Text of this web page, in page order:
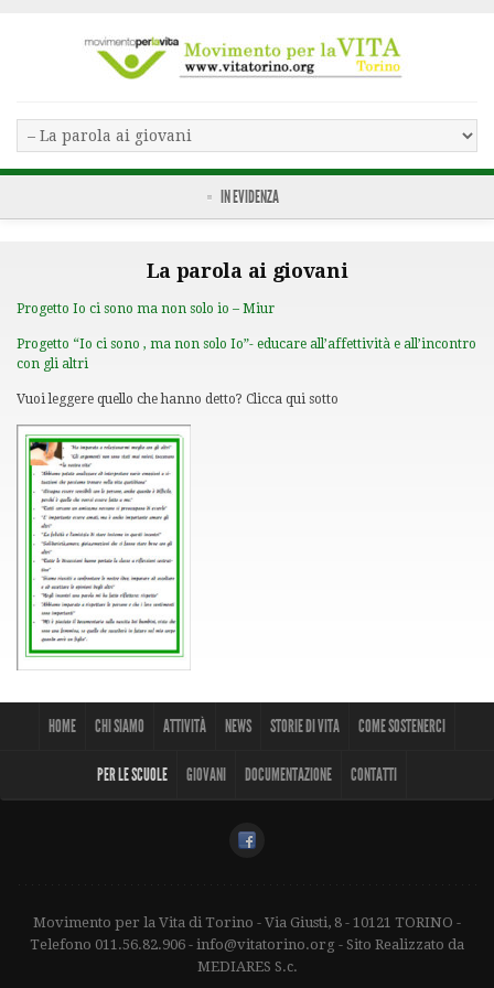
IN EVIDENZA
La parola ai giovani
Progetto Io ci sono ma non solo io – Miur
Progetto “Io ci sono , ma non solo Io”- educare all’affettività e all’incontro
con gli altri
Vuoi leggere quello che hanno detto? Clicca qui sotto
HOME CHI SIAMO ATTIVITÀ NEWS STORIE DI VITA COME SOSTENERCI
PER LE SCUOLE GIOVANI DOCUMENTAZIONE CONTATTI
Movimento per la Vita di Torino - Via Giusti, 8 - 10121 TORINO -
Telefono 011.56.82.906 - info@vitatorino.org - Sito Realizzato da
MEDIARES S.c.